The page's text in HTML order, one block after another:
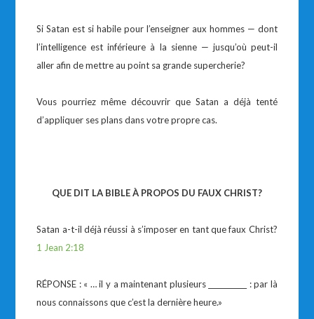
Si Satan est si habile pour l’enseigner aux hommes — dont
l’intelligence est inférieure à la sienne — jusqu’où peut-il
aller afin de mettre au point sa grande supercherie?
Vous pourriez même découvrir que Satan a déjà tenté
d’appliquer ses plans dans votre propre cas.
QUE DIT LA BIBLE À PROPOS DU FAUX CHRIST?
Satan a-t-il déjà réussi à s’imposer en tant que faux Christ?
1 Jean 2:18
RÉPONSE : « … il y a maintenant plusieurs ___________ : par là
nous connaissons que c’est la dernière heure.»